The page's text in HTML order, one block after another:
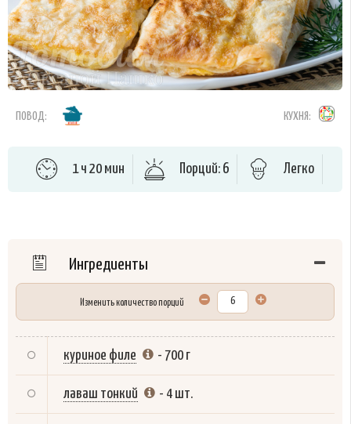
ПОВОД: КУХНЯ:
1 ч 20 мин Порций: 6 Легко
Ингредиенты
Изменить количество порций
куриное филе - 700 г
лаваш тонкий - 4 шт.